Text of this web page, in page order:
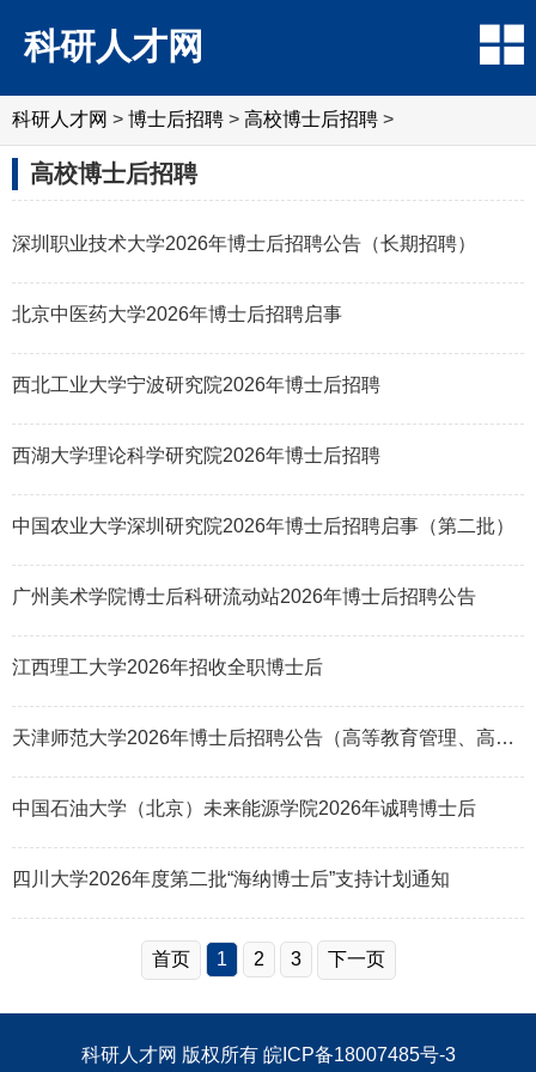
科研人才网
科研人才网 > 博士后招聘 > 高校博士后招聘 >
高校博士后招聘
深圳职业技术大学2026年博士后招聘公告（长期招聘）
北京中医药大学2026年博士后招聘启事
西北工业大学宁波研究院2026年博士后招聘
西湖大学理论科学研究院2026年博士后招聘
中国农业大学深圳研究院2026年博士后招聘启事（第二批）
广州美术学院博士后科研流动站2026年博士后招聘公告
江西理工大学2026年招收全职博士后
天津师范大学2026年博士后招聘公告（高等教育管理、高等教育评价方向）
中国石油大学（北京）未来能源学院2026年诚聘博士后
四川大学2026年度第二批“海纳博士后”支持计划通知
首页 1 2 3 下一页
科研人才网 版权所有 皖ICP备18007485号-3